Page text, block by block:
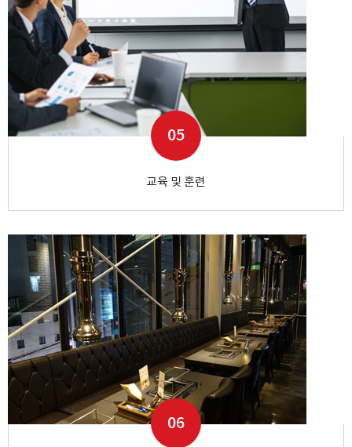
05
교육 및 훈련
06